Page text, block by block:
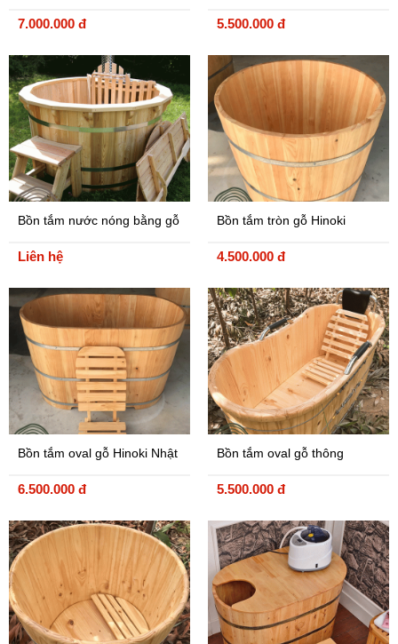
7.000.000 đ 5.500.000 đ
Bồn tắm nước nóng bằng gỗ
Liên hệ
Bồn tắm tròn gỗ Hinoki
4.500.000 đ
Bồn tắm oval gỗ Hinoki Nhật
6.500.000 đ
Bồn tắm oval gỗ thông
5.500.000 đ